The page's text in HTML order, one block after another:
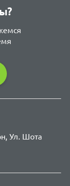
Ул. Шота